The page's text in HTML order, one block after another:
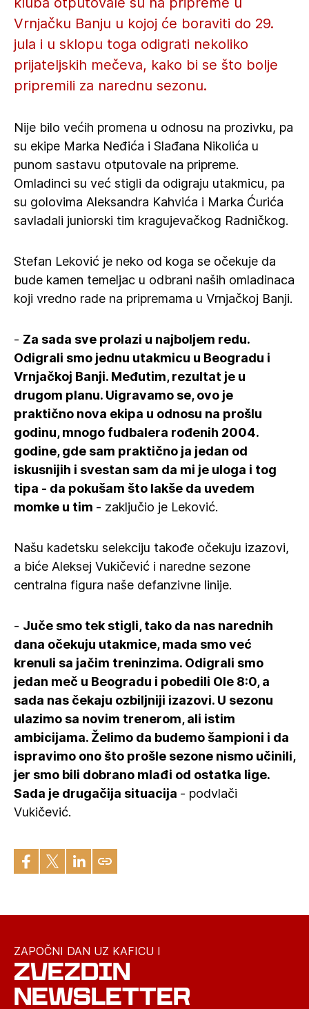
Vrnjačku Banju u kojoj će boraviti do 29.
jula i u sklopu toga odigrati nekoliko
prijateljskih mečeva, kako bi se što bolje
pripremili za narednu sezonu.
Nije bilo većih promena u odnosu na prozivku, pa
su ekipe Marka Neđića i Slađana Nikolića u
punom sastavu otputovale na pripreme.
Omladinci su već stigli da odigraju utakmicu, pa
su golovima Aleksandra Kahvića i Marka Ćurića
savladali juniorski tim kragujevačkog Radničkog.
Stefan Leković je neko od koga se očekuje da
bude kamen temeljac u odbrani naših omladinaca
koji vredno rade na pripremama u Vrnjačkoj Banji.
- Za sada sve prolazi u najboljem redu.
Odigrali smo jednu utakmicu u Beogradu i
Vrnjačkoj Banji. Međutim, rezultat je u
drugom planu. Uigravamo se, ovo je
praktično nova ekipa u odnosu na prošlu
godinu, mnogo fudbalera rođenih 2004.
godine, gde sam praktično ja jedan od
iskusnijih i svestan sam da mi je uloga i tog
tipa - da pokušam što lakše da uvedem
momke u tim - zaključio je Leković.
Našu kadetsku selekciju takođe očekuju izazovi,
a biće Aleksej Vukičević i naredne sezone
centralna figura naše defanzivne linije.
- Juče smo tek stigli, tako da nas narednih
dana očekuju utakmice, mada smo već
krenuli sa jačim treninzima. Odigrali smo
jedan meč u Beogradu i pobedili Ole 8:0, a
sada nas čekaju ozbiljniji izazovi. U sezonu
ulazimo sa novim trenerom, ali istim
ambicijama. Želimo da budemo šampioni i da
ispravimo ono što prošle sezone nismo učinili,
jer smo bili dobrano mlađi od ostatka lige.
Sada je drugačija situacija - podvlači
Vukičević.
ZAPOČNI DAN UZ KAFICU I
ZVEZDIN
NEWSLETTER